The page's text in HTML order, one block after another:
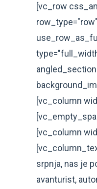
[vc_row
row_type="row"
[vc_column
[vc_column
srpnja, nas je
avanturist,